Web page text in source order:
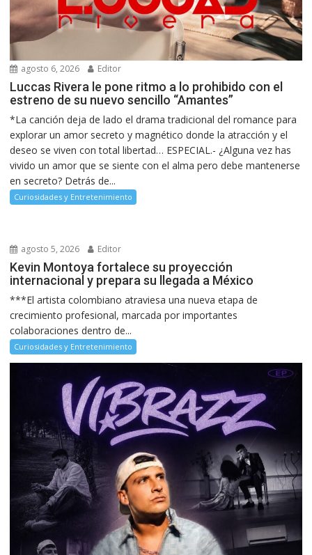
agosto 6, 2026 Editor
Luccas Rivera le pone ritmo a lo prohibido con el
estreno de su nuevo sencillo “Amantes”
*La canción deja de lado el drama tradicional del romance para
explorar un amor secreto y magnético donde la atracción y el
deseo se viven con total libertad… ESPECIAL.- ¿Alguna vez has
vivido un amor que se siente con el alma pero debe mantenerse
en secreto? Detrás de...
Curiosidades y Entretenimiento
agosto 5, 2026 Editor
Kevin Montoya fortalece su proyección
internacional y prepara su llegada a México
***El artista colombiano atraviesa una nueva etapa de
crecimiento profesional, marcada por importantes
colaboraciones dentro de...
Curiosidades y Entretenimiento